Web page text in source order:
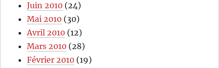
Juin 2010 (24)
Mai 2010 (30)
Avril 2010 (12)
Mars 2010 (28)
Février 2010 (19)